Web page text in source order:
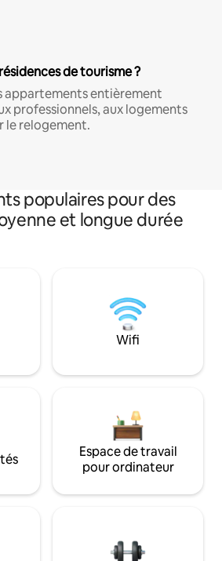
de tourisme ?
appartements entièrement
professionnels, aux logements
le relogement.
populaires pour des
et longue durée
Wifi
Espace de travail
pour ordinateur